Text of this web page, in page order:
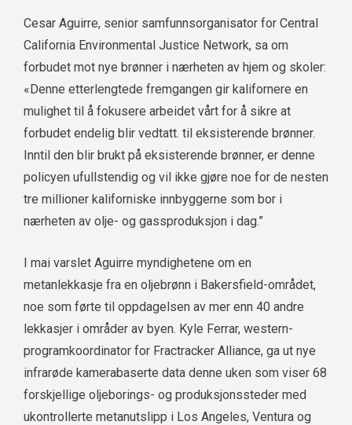
Cesar Aguirre, senior samfunnsorganisator for Central
California Environmental Justice Network, sa om
forbudet mot nye brønner i nærheten av hjem og skoler:
«Denne etterlengtede fremgangen gir kalifornere en
mulighet til å fokusere arbeidet vårt for å sikre at
forbudet endelig blir vedtatt. til eksisterende brønner.
Inntil den blir brukt på eksisterende brønner, er denne
policyen ufullstendig og vil ikke gjøre noe for de nesten
tre millioner kaliforniske innbyggerne som bor i
nærheten av olje- og gassproduksjon i dag.”
I mai varslet Aguirre myndighetene om en
metanlekkasje fra en oljebrønn i Bakersfield-området,
noe som førte til oppdagelsen av mer enn 40 andre
lekkasjer i områder av byen. Kyle Ferrar, western-
programkoordinator for Fractracker Alliance, ga ut nye
infrarøde kamerabaserte data denne uken som viser 68
forskjellige oljeborings- og produksjonssteder med
ukontrollerte metanutslipp i Los Angeles, Ventura og